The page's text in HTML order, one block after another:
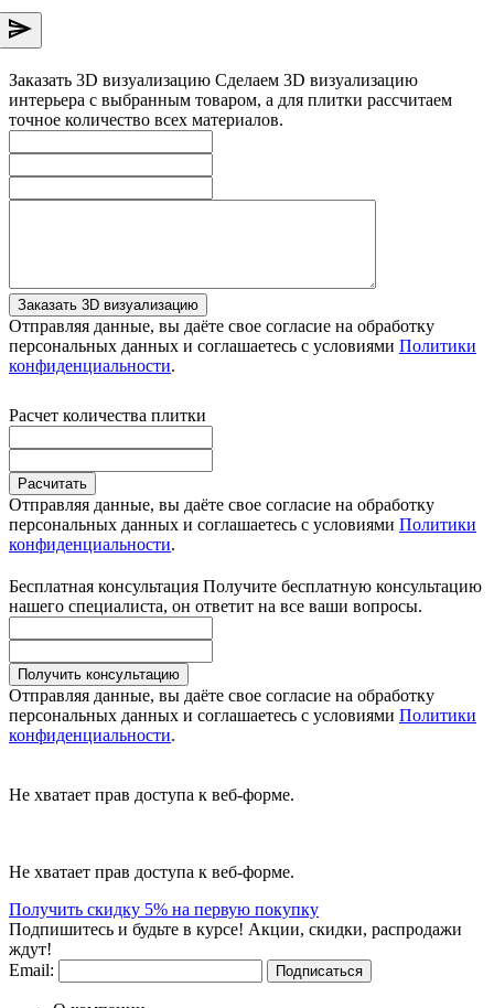
Заказать 3D визуализацию Сделаем 3D визуализацию
интерьера с выбранным товаром, а для плитки рассчитаем
точное количество всех материалов.
Заказать 3D визуализацию
Отправляя данные, вы даёте свое согласие на обработку
персональных данных и соглашаетесь с условиями Политики
конфиденциальности.
Расчет количества плитки
Расчитать
Отправляя данные, вы даёте свое согласие на обработку
персональных данных и соглашаетесь с условиями Политики
конфиденциальности.
Бесплатная консультация Получите бесплатную консультацию
нашего специалиста, он ответит на все ваши вопросы.
Получить консультацию
Отправляя данные, вы даёте свое согласие на обработку
персональных данных и соглашаетесь с условиями Политики
конфиденциальности.
Не хватает прав доступа к веб-форме.
Не хватает прав доступа к веб-форме.
Получить скидку 5% на первую покупку
Подпишитесь и будьте в курсе! Акции, скидки, распродажи
ждут!
Email:
Подписаться